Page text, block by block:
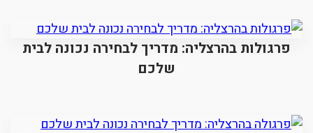
פרגולות בהרצליה: מדריך לבחירה נכונה לבית
שלכם